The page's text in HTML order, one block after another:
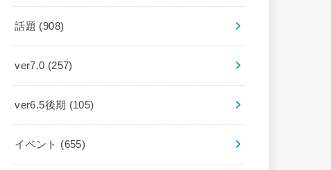
話題 (908)
ver7.0 (257)
ver6.5後期 (105)
イベント (655)